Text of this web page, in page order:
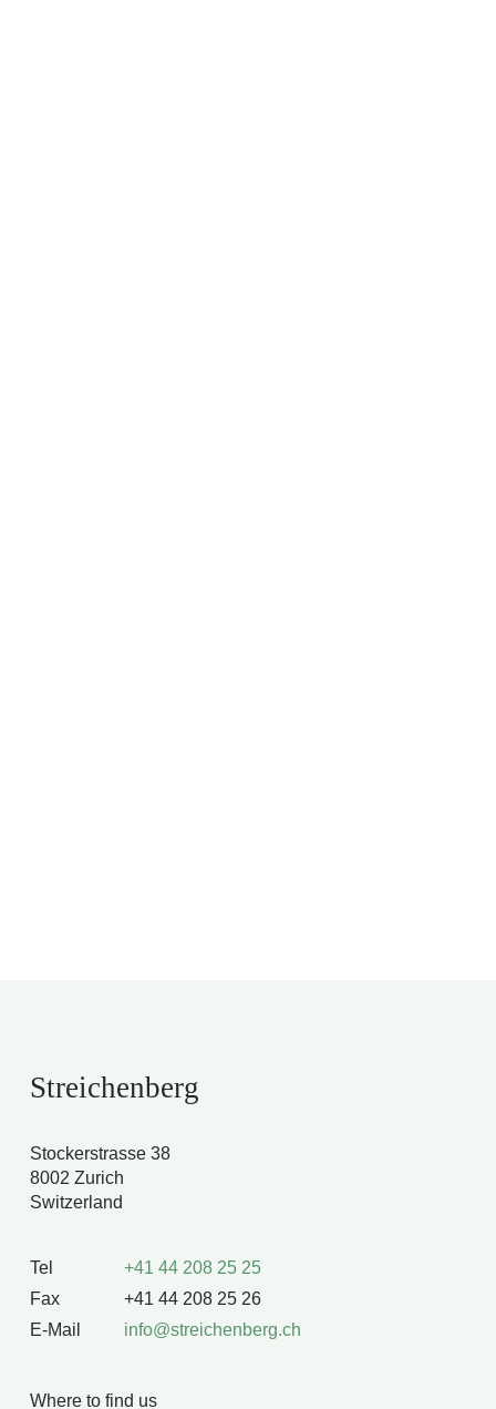
Streichenberg
Stockerstrasse 38
8002 Zurich
Switzerland
Tel
+41 44 208 25 25
Fax
+41 44 208 25 26
E-Mail
info@streichenberg.ch
Where to find us